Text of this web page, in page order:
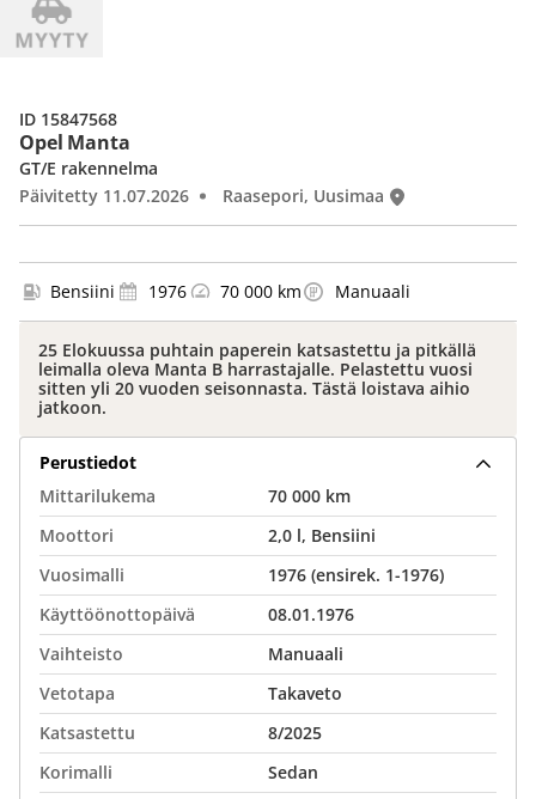
Opel Manta
GT/E rakennelma
Päivitetty 11.07.2026
Raasepori, Uusimaa
ID 15847568
Bensiini 1976 70 000 km Manuaali
25 Elokuussa puhtain paperein katsastettu ja pitkällä
leimalla oleva Manta B harrastajalle. Pelastettu vuosi
sitten yli 20 vuoden seisonnasta. Tästä loistava aihio
jatkoon.
Perustiedot
Mittarilukema
70 000 km
Moottori
2,0 l, Bensiini
Vuosimalli
1976 (ensirek. 1-1976)
Käyttöönottopäivä
08.01.1976
Vaihteisto
Manuaali
Vetotapa
Takaveto
Katsastettu
8/2025
Korimalli
Sedan